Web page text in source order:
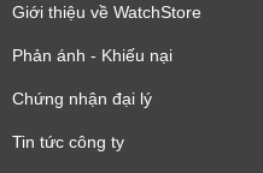
Giới thiệu về WatchStore
Phản ánh - Khiếu nại
Chứng nhận đại lý
Tin tức công ty